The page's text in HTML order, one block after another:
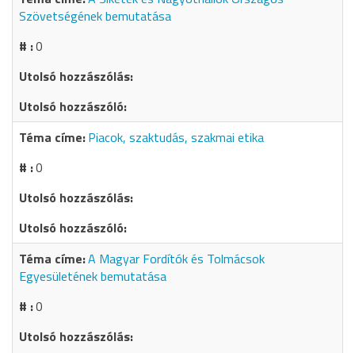
Szövetségének bemutatása
0
Piacok, szaktudás, szakmai etika
0
A Magyar Fordítók és Tolmácsok
Egyesületének bemutatása
0